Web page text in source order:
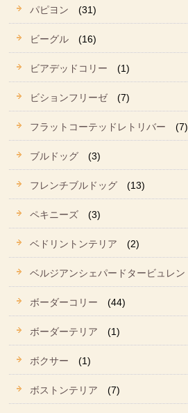
パピヨン (31)
ビーグル (16)
ビアデッドコリー (1)
ビションフリーゼ (7)
フラットコーテッドレトリバー (7)
ブルドッグ (3)
フレンチブルドッグ (13)
ペキニーズ (3)
ベドリントンテリア (2)
ベルジアンシェパードタービュレン
ボーダーコリー (44)
ボーダーテリア (1)
ボクサー (1)
ボストンテリア (7)